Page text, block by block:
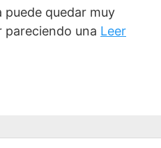
puede quedar muy
pareciendo una Leer